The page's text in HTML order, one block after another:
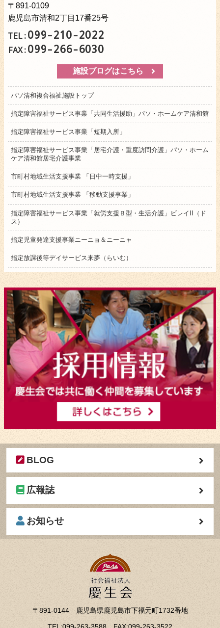
〒891-0109
鹿児島市清和2丁目17番25号
TEL:099-210-2022
FAX:099-266-6030
施設ブログはこちら
パソ清和複合福祉施設トップ
指定障害福祉サービス事業「共同生活援助」パソ・ホームケア清和館
指定障害福祉サービス事業「短期入所」
指定障害福祉サービス事業「居宅介護・重度訪問介護」パソ・ホーム
ケア清和館居宅介護事業
市町村地域生活支援事業 「日中一時支援」
市町村地域生活支援事業 「移動支援事業」
指定障害福祉サービス事業「就労支援Ｂ型・生活介護」ビレイII（ド
ス）
指定児童発達支援事業ニーニョ＆ニーニャ
指定放課後等デイサービス来夢（らいむ）
BLOG
広報誌
お知らせ
〒891-0144 鹿児島県鹿児島市下福元町1732番地